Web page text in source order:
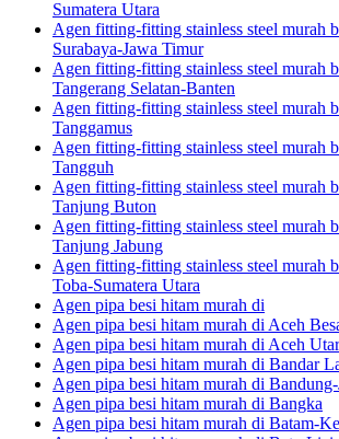
Sumatera Utara
Agen fitting-fitting stainless steel murah
Surabaya-Jawa Timur
Agen fitting-fitting stainless steel murah
Tangerang Selatan-Banten
Agen fitting-fitting stainless steel murah
Tanggamus
Agen fitting-fitting stainless steel murah
Tangguh
Agen fitting-fitting stainless steel murah
Tanjung Buton
Agen fitting-fitting stainless steel murah
Tanjung Jabung
Agen fitting-fitting stainless steel murah
Toba-Sumatera Utara
Agen pipa besi hitam murah di
Agen pipa besi hitam murah di Aceh
Agen pipa besi hitam murah di Aceh
Agen pipa besi hitam murah di Bandar
Agen pipa besi hitam murah di
Agen pipa besi hitam murah di Bangka
Agen pipa besi hitam murah di Batam-